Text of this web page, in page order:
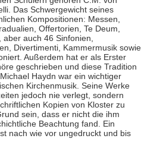
Das Schwergewicht seines
Kompositionen: Messen,
Offertorien, Te Deum,
auch 46 Sinfonien,
Divertimenti, Kammermusik sowie
Außerdem hat er als Erster
geschrieben und diese Tradition
Haydn war ein wichtiger
Kirchenmusik. Seine Werke
jedoch nie verlegt, sondern
Kopien von Kloster zu
sein, dass er nicht die ihm
Beachtung fand. Ein
nach wie vor ungedruckt und bis